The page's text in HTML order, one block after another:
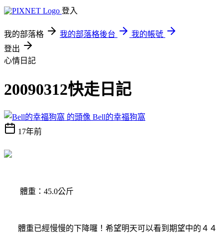
登入
我的部落格 我的部落格後台
我的帳號
登出
心情日記
20090312快走日記
Bell的幸福狗窩
17年前
體重：45.0公斤
體重已經慢慢的下降囉！希望明天可以看到期望中的４４